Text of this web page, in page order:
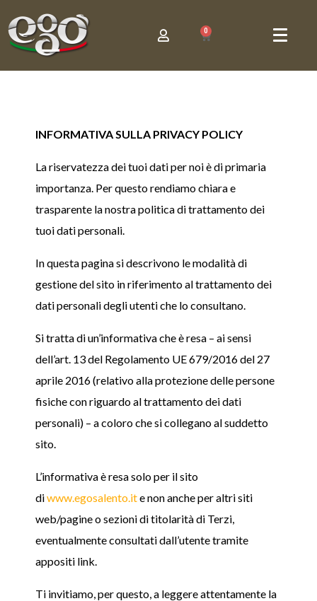
0
INFORMATIVA SULLA PRIVACY POLICY
La riservatezza dei tuoi dati per noi è di primaria
importanza. Per questo rendiamo chiara e
trasparente la nostra politica di trattamento dei
tuoi dati personali.
In questa pagina si descrivono le modalità di
gestione del sito in riferimento al trattamento dei
dati personali degli utenti che lo consultano.
Si tratta di un’informativa che è resa – ai sensi
dell’art. 13 del Regolamento UE 679/2016 del 27
aprile 2016 (relativo alla protezione delle persone
fisiche con riguardo al trattamento dei dati
personali) – a coloro che si collegano al suddetto
sito.
L’informativa è resa solo per il sito
diwww.egosalento.ite non anche per altri siti
web/pagine o sezioni di titolarità di Terzi,
eventualmente consultati dall’utente tramite
appositi link.
Ti invitiamo, per questo, a leggere attentamente la